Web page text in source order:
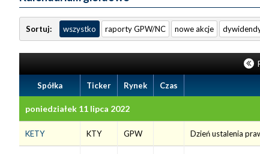
Sortuj: wszystko raporty GPW/NC nowe akcje
Spółka Ticker Rynek Czas
poniedziałek 11 lipca 2022
KETY KTY GPW Dzień ustalenia